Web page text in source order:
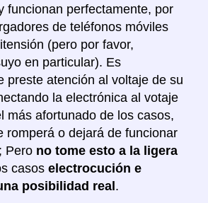
funcionan perfectamente, por
de teléfonos móviles
(pero por favor,
en particular). Es
preste atención al voltaje de su
la electrónica al votaje
más afortunado de los casos,
romperá o dejará de funcionar
Pero no tome esto a la ligera
casos electrocución e
posibilidad real .